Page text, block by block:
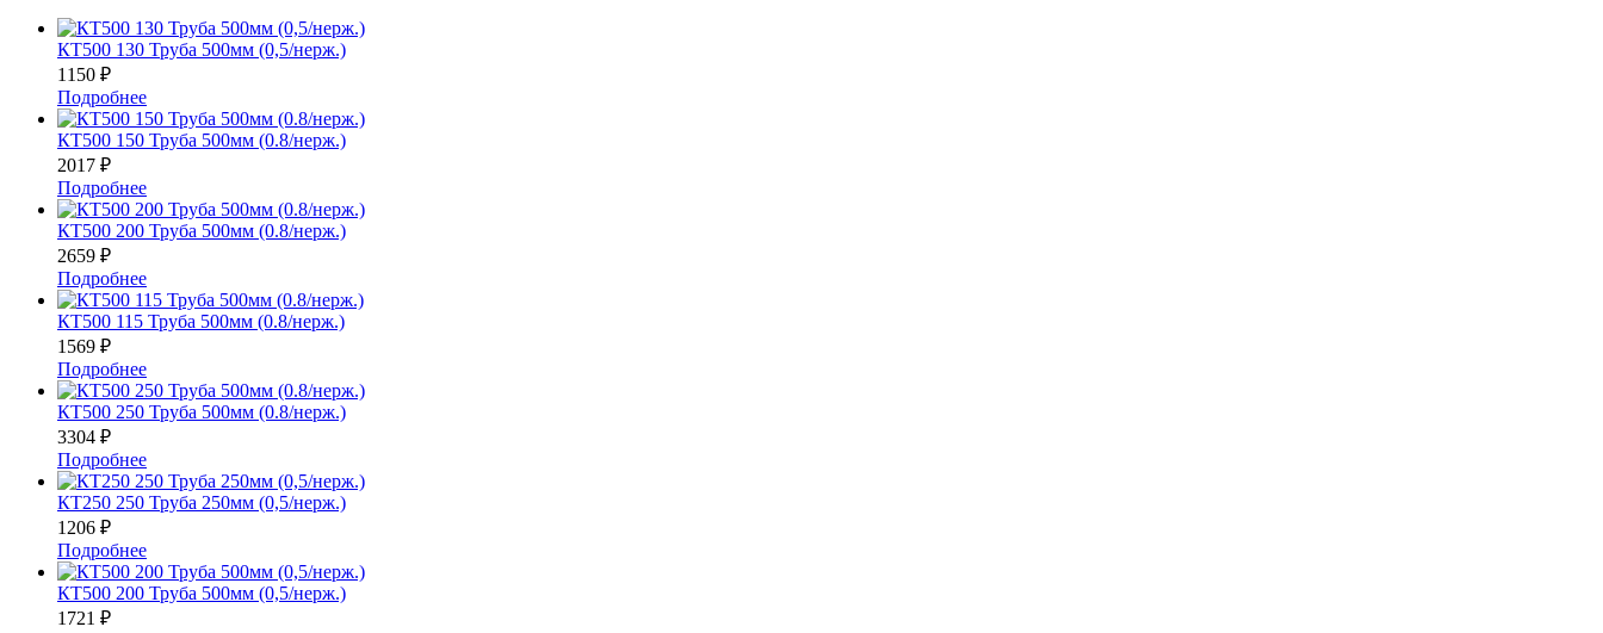
КТ500 130 Труба 500мм (0,5/нерж.)
1150 ₽
Подробнее
КТ500 150 Труба 500мм (0.8/нерж.)
2017 ₽
Подробнее
КТ500 200 Труба 500мм (0.8/нерж.)
2659 ₽
Подробнее
КТ500 115 Труба 500мм (0.8/нерж.)
1569 ₽
Подробнее
КТ500 250 Труба 500мм (0.8/нерж.)
3304 ₽
Подробнее
КТ250 250 Труба 250мм (0,5/нерж.)
1206 ₽
Подробнее
КТ500 200 Труба 500мм (0,5/нерж.)
1721 ₽